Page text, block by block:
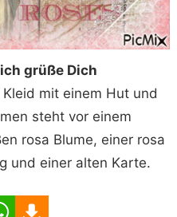
grüße Dich
mit einem Hut und
steht vor einem
rosa Blume, einer rosa
und einer alten Karte.